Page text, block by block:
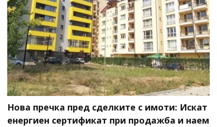
Нова пречка пред сделките с имоти: Искат
енергиен сертификат при продажба и наем